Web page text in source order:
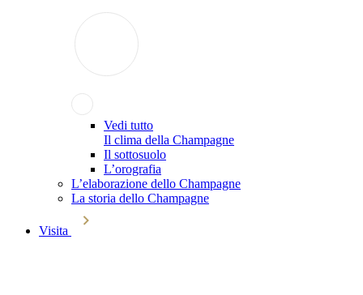
Vedi tutto
Il clima della Champagne
Il sottosuolo
L’orografia
L’elaborazione dello Champagne
La storia dello Champagne
Visita